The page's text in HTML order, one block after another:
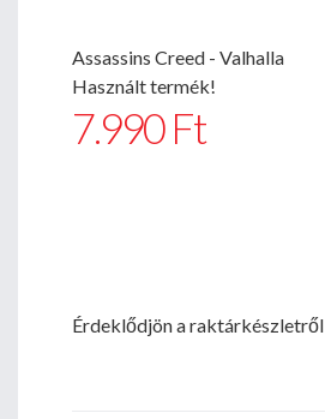
Assassins Creed - Valhalla
Használt termék!
7.990 Ft
Érdeklődjön a raktárkészletről